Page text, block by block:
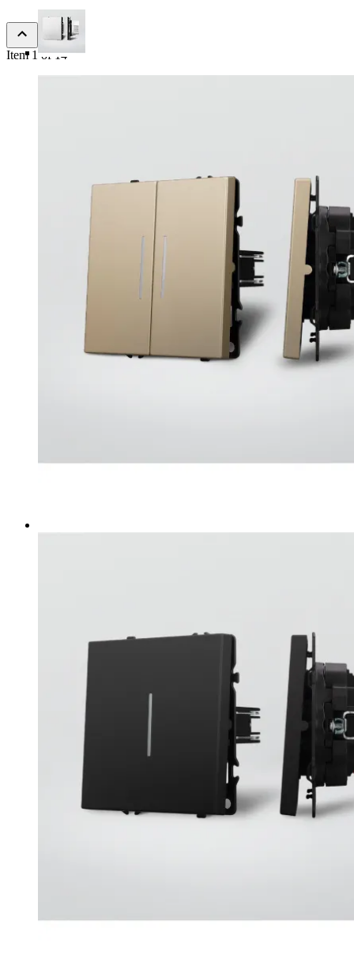
Item 1 of 14